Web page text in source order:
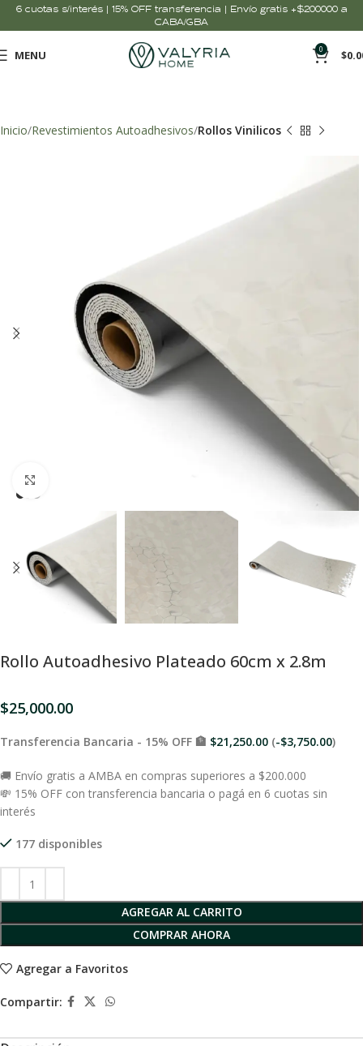
6 cuotas s/interés | 15% OFF transferencia | Envío gratis +$200000 a
CABA/GBA
MENU 0 $
Inicio Revestimientos Autoadhesivos Rollos Vinilicos
Rollo Autoadhesivo Plateado 60cm x 2.8m
$25,000.00
Transferencia Bancaria - 15% OFF 🏦 $21,250.00 (-$3,750.00)
🚚 Envío gratis a AMBA en compras superiores a $200.000
💸 15% OFF con transferencia bancaria o pagá en 6 cuotas sin
interés
177 disponibles
AGREGAR AL CARRITO
COMPRAR AHORA
Agregar a Favoritos
Compartir: